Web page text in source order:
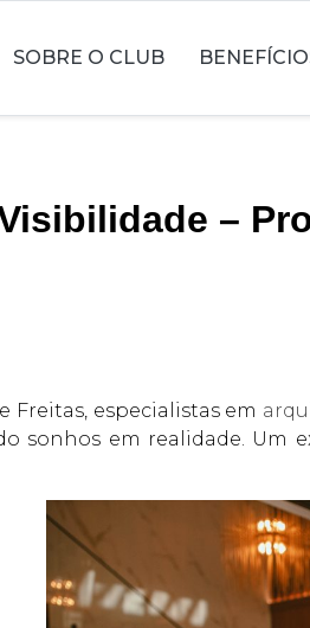
SOBRE O CLUB
–
Freitas, especialistas em
sonhos em realidade. Um